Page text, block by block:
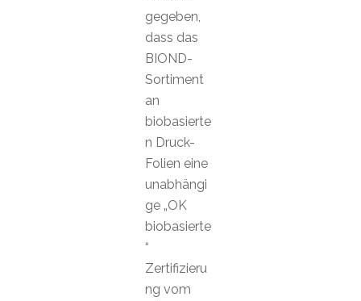
gegeben,
dass das
BIOND-
Sortiment
an
biobasierte
n Druck-
Folien eine
unabhängi
ge „OK
biobasierte
“
Zertifizieru
ng vom